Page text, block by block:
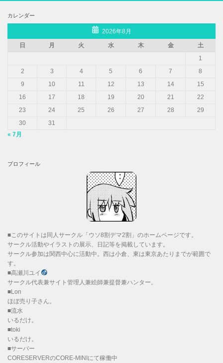
カレンダー
2026年8月
日
月 火 水 木 金
土
1
2
3 4 5 6 7
8
9
10 11 12 13 14
15
16
17 18 19 20 21
22
23
24 25 26 27 28
29
30
31
« 7月
プロフィール
■このサイトは同人サークル「ウソ8割デマ2割」のホームページです。
サークル活動やイラストの展示、日記等を掲載しています。
サークル参加は関西中心に活動中。西は小倉、東は東京あたりまでが範囲で
す。
■高瀬川ユイ
サークル代表兼サイト管理人兼絵師兼提督兼ハンター。
■Lon
ほぼ売り子さん。
■流水
いるだけ。
■toki
いるだけ。
■サーバー
CORESERVERのCORE-MINIにて稼働中